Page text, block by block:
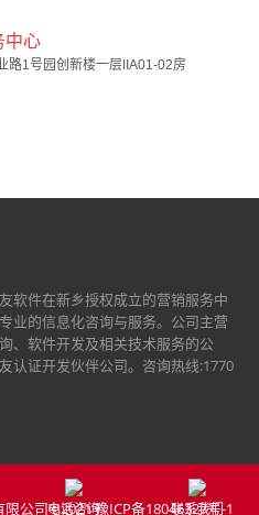
中心
路1号园创新楼一层IIA01-02房
软件在新乡授权成立的营销服务中
业的信息化咨询与服务。公司主营
、软件开发及相关技术服务的公
认证开发伙伴公司。咨询热线:1770
限公司©2021豫ICP备18046327号-1
电话咨询 联系我们